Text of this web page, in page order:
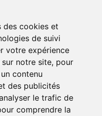
des cookies et
de suivi
votre expérience
notre site, pour
contenu
des publicités
le trafic de
comprendre la